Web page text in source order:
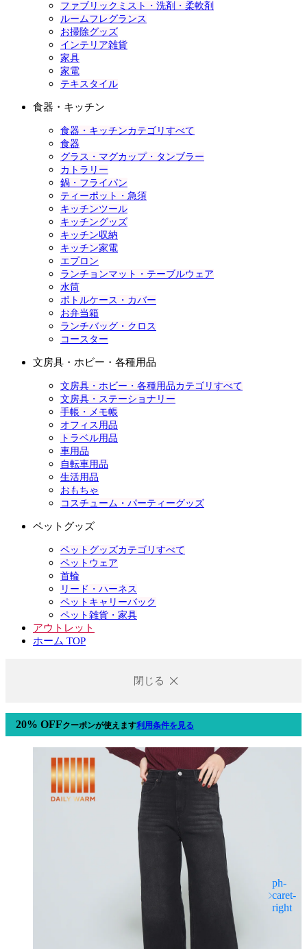
ファブリックミスト・洗剤・柔軟剤
ルームフレグランス
お掃除グッズ
インテリア雑貨
家具
家電
テキスタイル
食器・キッチン
食器・キッチンカテゴリすべて
食器
グラス・マグカップ・タンブラー
カトラリー
鍋・フライパン
ティーポット・急須
キッチンツール
キッチングッズ
キッチン収納
キッチン家電
エプロン
ランチョンマット・テーブルウェア
水筒
ボトルケース・カバー
お弁当箱
ランチバッグ・クロス
コースター
文房具・ホビー・各種用品
文房具・ホビー・各種用品カテゴリすべて
文房具・ステーショナリー
手帳・メモ帳
オフィス用品
トラベル用品
車用品
自転車用品
生活用品
おもちゃ
コスチューム・パーティーグッズ
ペットグッズ
ペットグッズカテゴリすべて
ペットウェア
首輪
リード・ハーネス
ペットキャリーバック
ペット雑貨・家具
アウトレット
ホーム TOP
閉じる
20% OFFクーポンが使えます利用条件を見る